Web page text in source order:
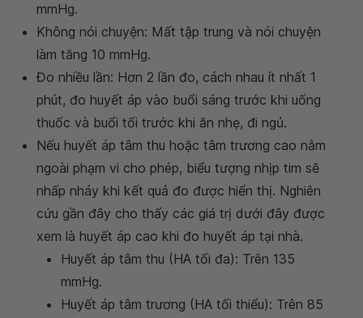
mmHg.
Không nói chuyện: Mất tập trung và nói chuyện
làm tăng 10 mmHg.
Đo nhiều lần: Hơn 2 lần đo, cách nhau ít nhất 1
phút, đo huyết áp vào buổi sáng trước khi uống
thuốc và buổi tối trước khi ăn nhẹ, đi ngủ.
Nếu huyết áp tâm thu hoặc tâm trương cao nằm
ngoài phạm vi cho phép, biểu tượng nhịp tim sẽ
nhấp nháy khi kết quả đo được hiển thị. Nghiên
cứu gần đây cho thấy các giá trị dưới đây được
xem là huyết áp cao khi đo huyết áp tại nhà.
Huyết áp tâm thu (HA tối đa): Trên 135
mmHg.
Huyết áp tâm trương (HA tối thiểu): Trên 85